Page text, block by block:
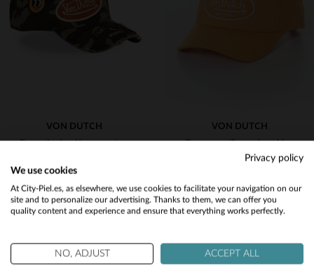
VON DUTCH
Gorra de algodón con estampado de camuflaje y parches.
VON DUTCH
Gorra amarilla con logo blanco.
35,00 €
Would you like to be redirected to our English site?
No
Yes
Privacy policy
We use cookies
At City-Piel.es, as elsewhere, we use cookies to facilitate your navigation on our
site and to personalize our advertising. Thanks to them, we can offer you
quality content and experience and ensure that everything works perfectly.
NO, ADJUST ACCEPT ALL